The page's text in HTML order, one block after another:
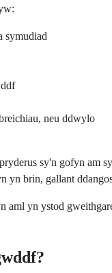
symudiad
neu ddwylo
sy'n gofyn am
yn brin, gallant
aml yn ystod